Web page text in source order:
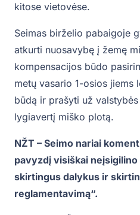
kitose vietovėse.
Seimas birželio pabaigoje
atkurti nuosavybę į žemę
kompensacijos būdo
metų vasario 1-osios jiems
būdą ir prašyti už
lygiavertį miško plotą.
NŽT – Seimo nariai
pavyzdį visiškai
skirtingus dalykus ir
reglamentavimą“.